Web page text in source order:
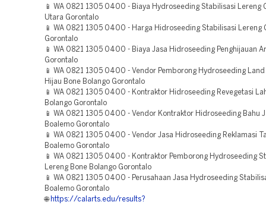
📱 WA 0821 1305 0400 - Biaya Hydroseeding Stabilisasi Lereng
Utara Gorontalo
📱 WA 0821 1305 0400 - Harga Hidroseeding Stabilisasi Lereng
Gorontalo
📱 WA 0821 1305 0400 - Biaya Jasa Hidroseeding Penghijauan
Gorontalo
📱 WA 0821 1305 0400 - Vendor Pemborong Hydroseeding
Hijau Bone Bolango Gorontalo
📱 WA 0821 1305 0400 - Kontraktor Hidroseeding Revegetasi
Bolango Gorontalo
📱 WA 0821 1305 0400 - Vendor Kontraktor Hidroseeding Bahu
Boalemo Gorontalo
📱 WA 0821 1305 0400 - Vendor Jasa Hidroseeding Reklamasi
Boalemo Gorontalo
📱 WA 0821 1305 0400 - Kontraktor Pemborong Hydroseeding
Lereng Bone Bolango Gorontalo
📱 WA 0821 1305 0400 - Perusahaan Jasa Hydroseeding
Boalemo Gorontalo
🌐 https://calarts.edu/results?